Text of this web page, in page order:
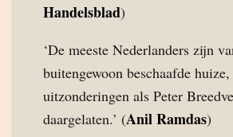
Handelsblad)
‘De meeste Nederlanders zijn
buitengewoon beschaafde huize,
uitzonderingen als Peter
daargelaten.’ (Anil Ramdas)